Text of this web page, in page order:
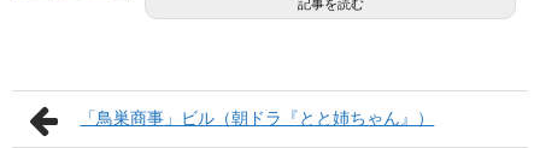
記事を読む
「鳥巣商事」ビル（朝ドラ『とと姉ちゃん』）